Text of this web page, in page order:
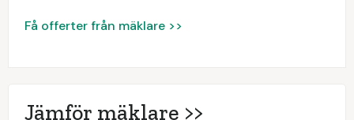
Få offerter från mäklare >>
Jämför mäklare >>